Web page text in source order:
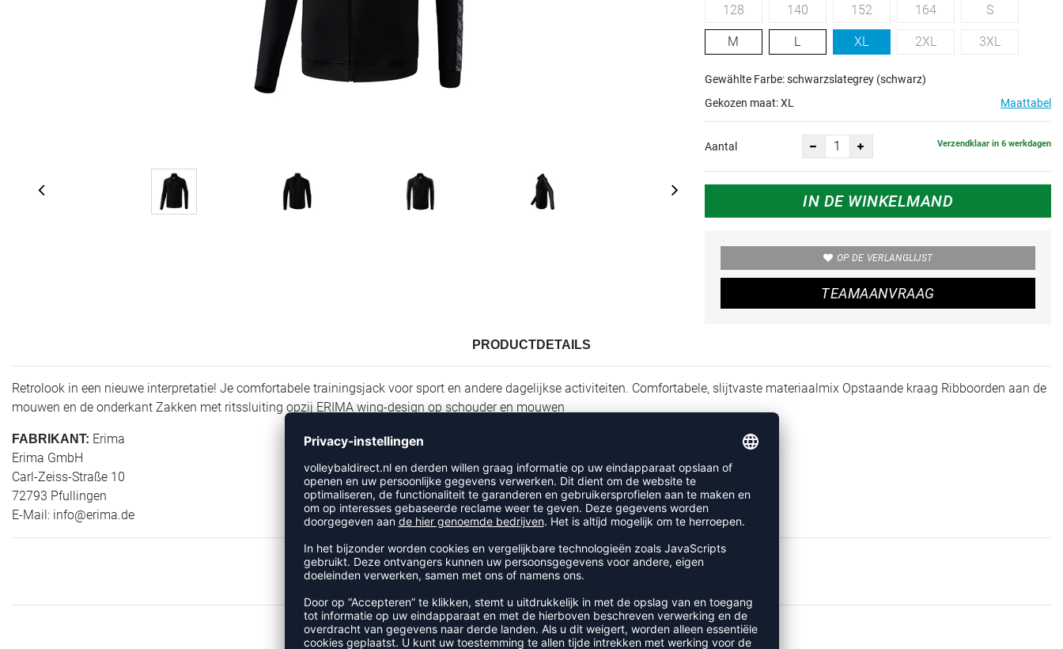
128 140 152 164 S
M L XL 2XL 3XL
Gewählte Farbe: schwarzslategrey (schwarz)
Gekozen maat:XL Maattabel
Aantal Verzendklaar in 6 werkdagen
IN DE WINKELMAND
OP DE VERLANGLIJST
TEAMAANVRAAG
PRODUCTDETAILS
Retrolook in een nieuwe interpretatie! Je comfortabele trainingsjack voor sport en andere dagelijkse activiteiten. Comfortabele, slijtvaste materiaalmix Opstaande kraag Ribboorden aan de
mouwen en de onderkant Zakken met ritssluiting opzij ERIMA wing-design op schouder en mouwen
FABRIKANT: Erima
Erima GmbH
Carl-Zeiss-Straße 10
72793 Pfullingen
E-Mail: info@erima.de
RECENT BEKEKEN
MEER UIT DE CATEGORIE TRAININGSJACKS